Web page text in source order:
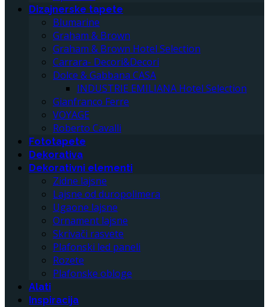
Dizajnerske tapete
Blumarine
Graham & Brown
Graham & Brown Hotel Selection
Carrara- Decori&Decori
Dolce & Gabbana CASA
INDUSTRIE EMILIANA Hotel Selection
Gianfranco Ferre
VOYAGE
Roberto Cavalli
Fototapete
Dekorativa
Dekorativni elementi
Zidne lajsne
Lajsne od duropolimera
Ugaone lajsne
Ornament lajsne
Skrivači rasvete
Plafonski led paneli
Rozete
Plafonske obloge
Alati
Inspiracija